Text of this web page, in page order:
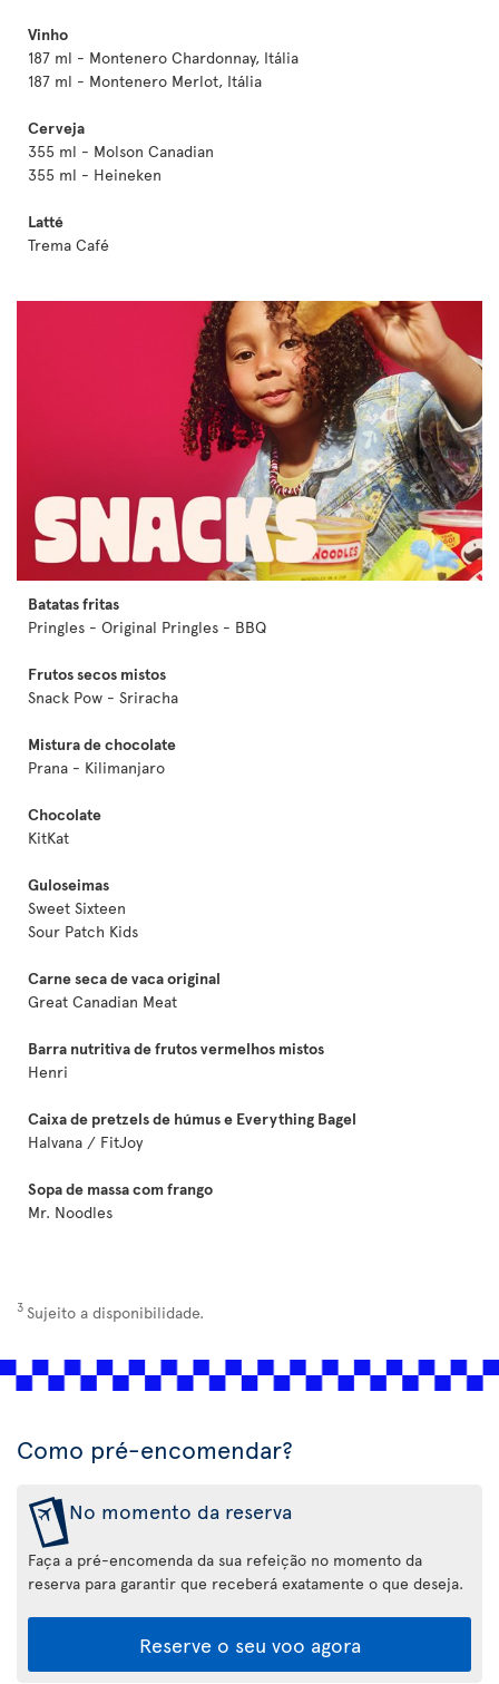
Vinho
187 ml - Montenero Chardonnay, Itália
187 ml - Montenero Merlot, Itália
Cerveja
355 ml - Molson Canadian
355 ml - Heineken
Latté
Trema Café
Batatas fritas
Pringles - Original Pringles - BBQ
Frutos secos mistos
Snack Pow - Sriracha
Mistura de chocolate
Prana - Kilimanjaro
Chocolate
KitKat
Guloseimas
Sweet Sixteen
Sour Patch Kids
Carne seca de vaca original
Great Canadian Meat
Barra nutritiva de frutos vermelhos mistos
Henri
Caixa de pretzels de húmus e Everything Bagel
Halvana / FitJoy
Sopa de massa com frango
Mr. Noodles
3 Sujeito a disponibilidade.
Como pré-encomendar?
No momento da reserva
Faça a pré-encomenda da sua refeição no momento da
reserva para garantir que receberá exatamente o que deseja.
Reserve o seu voo agora